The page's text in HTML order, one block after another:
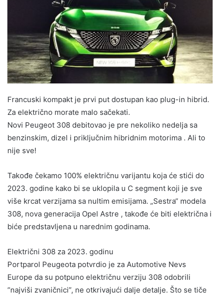
Francuski kompakt je prvi put dostupan kao plug-in hibrid.
Za električno morate malo sačekati.
Novi Peugeot 308 debitovao je pre nekoliko nedelja sa
benzinskim, dizel i priključnim hibridnim motorima . Ali to
nije sve!
Takođe čekamo 100% električnu varijantu koja će stići do
2023. godine kako bi se uklopila u C segment koji je sve
više krcat verzijama sa nultim emisijama. „Sestra“ modela
308, nova generacija Opel Astre , takođe će biti električna i
biće predstavljena u narednim godinama.
Električni 308 za 2023. godinu
Portparol Peugeota potvrdio je za Automotive Nevs
Europe da su potpuno električnu verziju 308 odobrili
“najviši zvaničnici”, ne otkrivajući dalje detalje. Što se tiče